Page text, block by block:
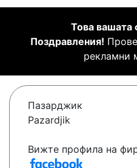
Това вашата
Поздравления!
рекламни
Пазарджик
Pazardjik
Вижте профила на